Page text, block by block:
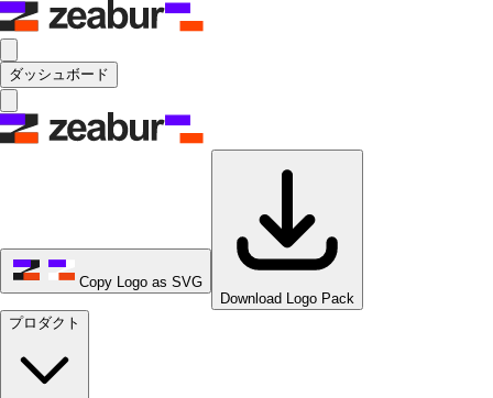
ダッシュボード
Copy Logo as SVG
Download Logo Pack
プロダクト